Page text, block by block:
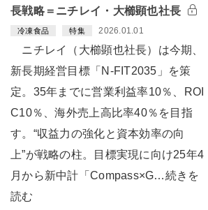
長戦略＝ニチレイ・大櫛顕也社長
冷凍食品 特集 2026.01.01
ニチレイ（大櫛顕也社長）は今期、
新長期経営目標「N-FIT2035」を策
定。35年までに営業利益率10％、ROI
C10％、海外売上高比率40％を目指
す。“収益力の強化と資本効率の向
上”が戦略の柱。目標実現に向け25年4
月から新中計「Compass×G…続きを
読む